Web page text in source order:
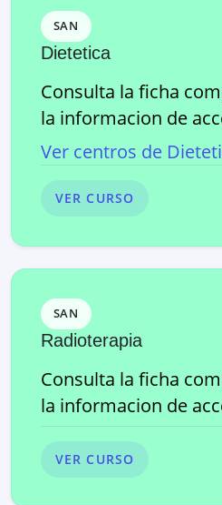
SAN
Dietetica
Consulta la ficha
la informacion de
Ver centros de
VER CURSO
SAN
Radioterapia
Consulta la ficha
la informacion de
VER CURSO